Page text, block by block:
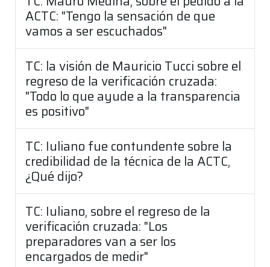
ACTC: "Tengo la sensación de que
vamos a ser escuchados"
TC: la visión de Mauricio Tucci sobre el
regreso de la verificación cruzada:
"Todo lo que ayude a la transparencia
es positivo"
TC: Iuliano fue contundente sobre la
credibilidad de la técnica de la ACTC,
¿Qué dijo?
TC: Iuliano, sobre el regreso de la
verificación cruzada: "Los
preparadores van a ser los
encargados de medir"